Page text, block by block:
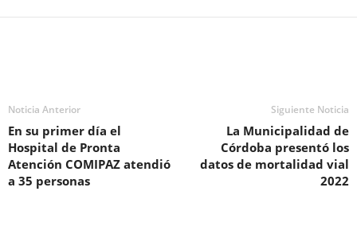
Noticia Anterior
En su primer día el
Hospital de Pronta
Atención COMIPAZ atendió
a 35 personas
Siguiente Noticia
La Municipalidad de
Córdoba presentó los
datos de mortalidad vial
2022